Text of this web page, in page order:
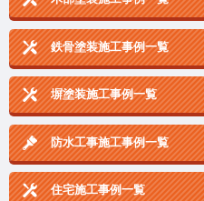
鉄骨塗装施工事例一覧
塀塗装施工事例一覧
防水工事施工事例一覧
住宅施工事例一覧